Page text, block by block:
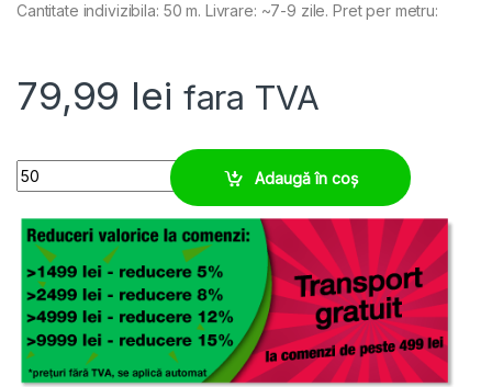
Cantitate indivizibila: 50 m. Livrare: ~7-9 zile. Pret per metru:
79,99 lei fara TVA
Tub M25 ATEX ESD protectie zone cu potential exploziv quantity
Adaugă în coș